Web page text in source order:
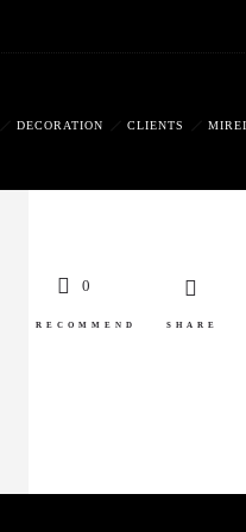
DECORATION CLIENTS
0
RECOMMEND SHARE